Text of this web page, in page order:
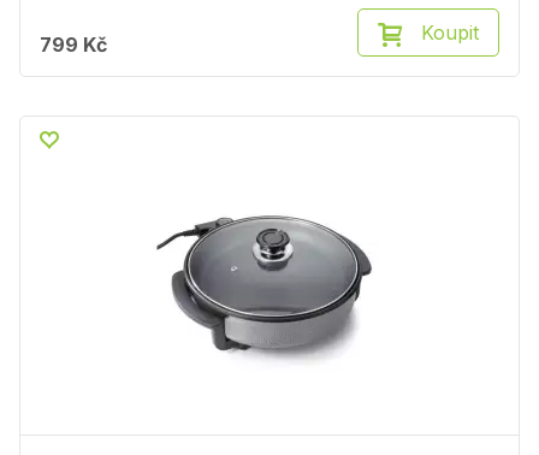
799 Kč Koupit